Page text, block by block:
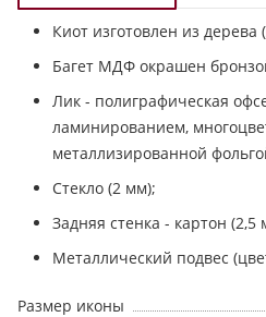
Киот изготовлен из дерева
Багет МДФ окрашен
Лик - полиграфическая
ламинированием,
металлизированной
Стекло (2 мм);
Задняя стенка - картон (2,5
Металлический подвес
Размер иконы